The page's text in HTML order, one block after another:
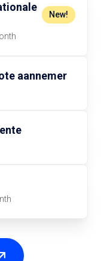
New!
aannemer